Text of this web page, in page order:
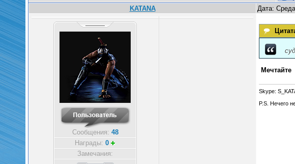
KATANA Дата:
Сообщения: 48
Награды: 0
Замечания:
Skype:
P.S. Нечего